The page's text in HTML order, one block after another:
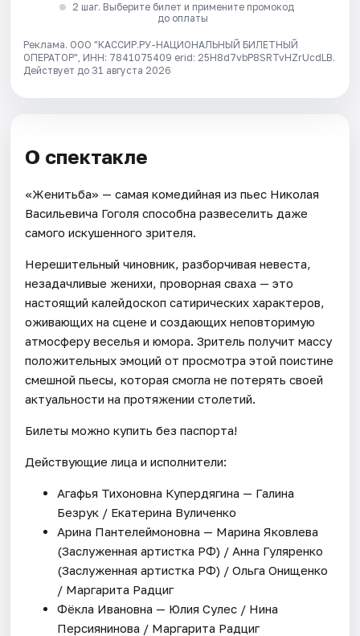
2 шаг. Выберите билет и примените промокод
до оплаты
Реклама. ООО "КАССИР.РУ-НАЦИОНАЛЬНЫЙ БИЛЕТНЫЙ
ОПЕРАТОР", ИНН: 7841075409 erid: 25H8d7vbP8SRTvHZrUcdLB.
Действует до 31 августа 2026
О спектакле
«Женитьба» — самая комедийная из пьес Николая
Васильевича Гоголя способна развеселить даже
самого искушенного зрителя.
Нерешительный чиновник, разборчивая невеста,
незадачливые женихи, проворная сваха — это
настоящий калейдоскоп сатирических характеров,
оживающих на сцене и создающих неповторимую
атмосферу веселья и юмора. Зритель получит массу
положительных эмоций от просмотра этой поистине
смешной пьесы, которая смогла не потерять своей
актуальности на протяжении столетий.
Билеты можно купить без паспорта!
Действующие лица и исполнители:
Агафья Тихоновна Купердягина — Галина
Безрук / Екатерина Вуличенко
Арина Пантелеймоновна — Марина Яковлева
(Заслуженная артистка РФ) / Анна Гуляренко
(Заслуженная артистка РФ) / Ольга Онищенко
/ Маргарита Радциг
Фёкла Ивановна — Юлия Сулес / Нина
Персиянинова / Маргарита Радциг